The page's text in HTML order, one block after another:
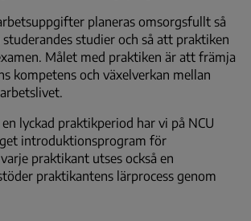
planeras omsorgsfullt så
studier och så att praktiken
Målet med praktiken är att främja
kompetens och växelverkan mellan
lyckad praktikperiod har vi på NCU
introduktionsprogram för
praktikant utses också en
praktikantens lärprocess genom